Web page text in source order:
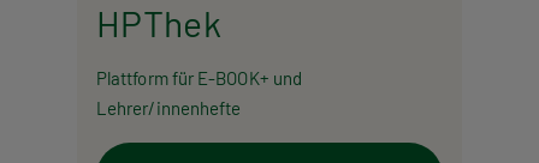
HPThek
Plattform für E-BOOK+ und
Lehrer/innenhefte